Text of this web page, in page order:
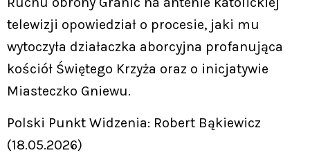
telewizji opowiedział o procesie, jaki mu
wytoczyła działaczka aborcyjna profanująca
kościół Świętego Krzyża oraz o inicjatywie
Miasteczko Gniewu.
Polski Punkt Widzenia: Robert Bąkiewicz
(18.05.2026)